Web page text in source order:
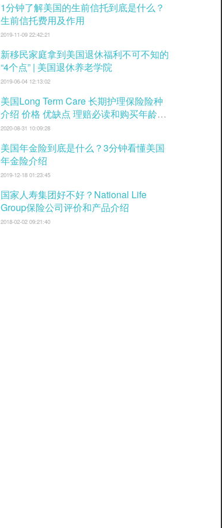
1分钟了解美国的生前信托到底是什么？
生前信托费用及作用
2019-11-09 22:42:21
新移民家庭拿到美国退休福利不可不知的
“4个点” | 美国退休养老学院
2019-06-04 12:13:02
美国Long Term Care 长期护理保险险种
介绍 价格 优缺点 理赔必读和购买年龄窗
口
2020-08-31 10:09:28
美国年金险到底是什么？3分钟看懂美国
年金险介绍
2019-12-18 01:23:45
国家人寿集团好不好？National Life
Group保险公司评价和产品介绍
2018-02-02 09:21:40